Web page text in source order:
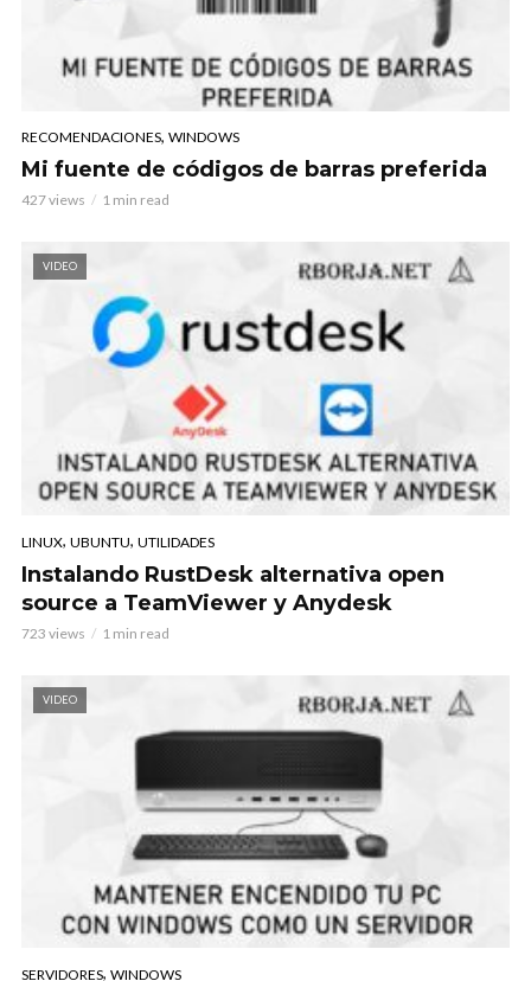
RECOMENDACIONES, WINDOWS
Mi fuente de códigos de barras preferida
427 views 1 min read
VIDEO
LINUX, UBUNTU, UTILIDADES
Instalando RustDesk alternativa open
source a TeamViewer y Anydesk
723 views 1 min read
VIDEO
SERVIDORES, WINDOWS